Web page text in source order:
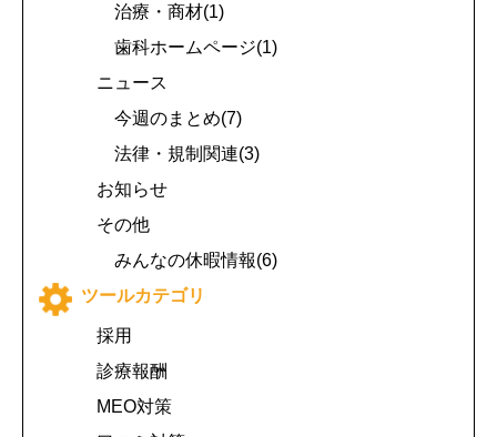
治療・商材(1)
歯科ホームページ(1)
ニュース
今週のまとめ(7)
法律・規制関連(3)
お知らせ
その他
みんなの休暇情報(6)
ツールカテゴリ
採用
診療報酬
MEO対策